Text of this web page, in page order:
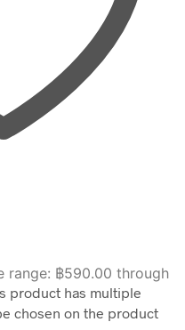
range: ฿590.00 through
product has multiple
chosen on the product